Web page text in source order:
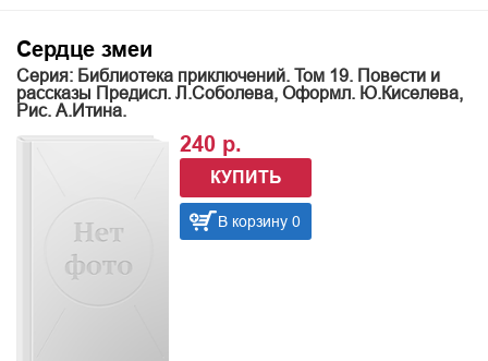
Сердце змеи
Серия: Библиотека приключений. Том 19. Повести и
рассказы Предисл. Л.Соболева, Оформл. Ю.Киселева,
Рис. А.Итина.
240 р.
КУПИТЬ
В корзину 0